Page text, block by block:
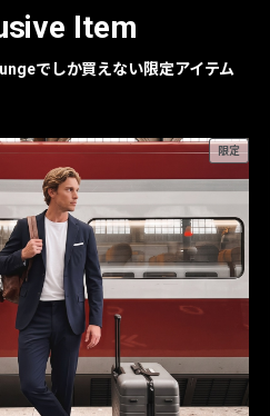
Item
でしか買えない限定アイテム
限定